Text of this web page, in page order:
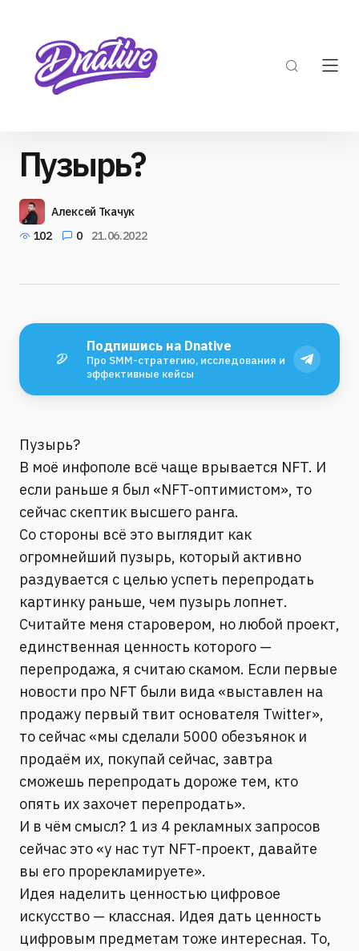
Пузырь?
Алексей Ткачук
102
0 21.06.2022
Подпишись на Dnative
Про SMM-стратегию, исследования и
эффективные кейсы
Пузырь?
В моё инфополе всё чаще врывается NFT. И
если раньше я был «NFT-оптимистом», то
сейчас скептик высшего ранга.
Со стороны всё это выглядит как
огромнейший пузырь, который активно
раздувается с целью успеть перепродать
картинку раньше, чем пузырь лопнет.
Считайте меня старовером, но любой проект,
единственная ценность которого —
перепродажа, я считаю скамом. Если первые
новости про NFT были вида «выставлен на
продажу первый твит основателя Twitter»,
то сейчас «мы сделали 5000 обезъянок и
продаём их, покупай сейчас, завтра
сможешь перепродать дороже тем, кто
опять их захочет перепродать».
И в чём смысл? 1 из 4 рекламных запросов
сейчас это «у нас тут NFT-проект, давайте
вы его прорекламируете».
Идея наделить ценностью цифровое
искусство — классная. Идея дать ценность
цифровым предметам тоже интересная. То,